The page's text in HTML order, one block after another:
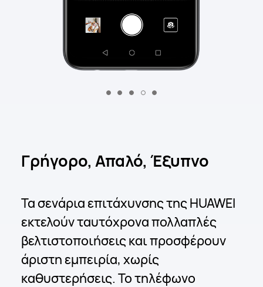
Γρήγορο, Απαλό, Έξυπνο
Τα σενάρια επιτάχυνσης της HUAWEI
εκτελούν ταυτόχρονα πολλαπλές
βελτιστοποιήσεις και προσφέρουν
άριστη εμπειρία, χωρίς
καθυστερήσεις. Το τηλέφωνο